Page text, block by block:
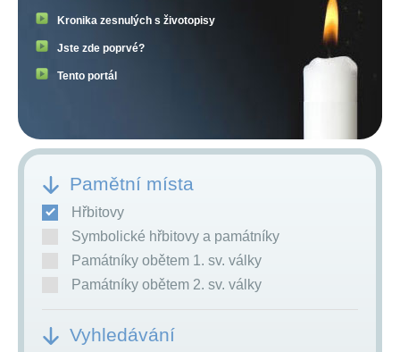
Kronika zesnulých s životopisy
Jste zde poprvé?
Tento portál
Pamětní místa
Hřbitovy
Symbolické hřbitovy a památníky
Památníky obětem 1. sv. války
Památníky obětem 2. sv. války
Vyhledávání